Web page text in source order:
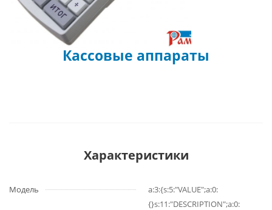
Кассовые аппараты
Характеристики
Модель
a:3:{s:5:"VALUE";a:0:
{}s:11:"DESCRIPTION";a:0: